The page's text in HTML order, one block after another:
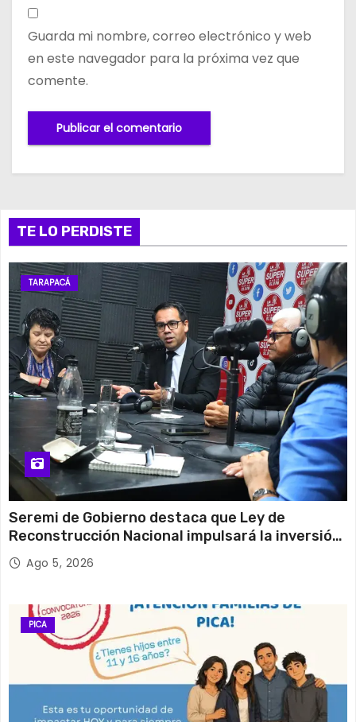
Guarda mi nombre, correo electrónico y web
en este navegador para la próxima vez que
comente.
TE LO PERDISTE
TARAPACÁ
Seremi de Gobierno destaca que Ley de
Reconstrucción Nacional impulsará la inversión
y el empleo en Tarapacá
Ago 5, 2026
PICA